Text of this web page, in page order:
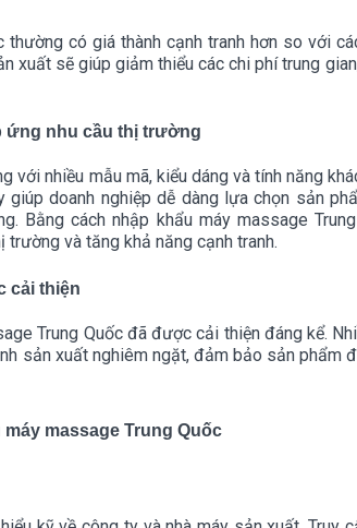
có giá thành cạnh tranh hơn so với
xuất sẽ giúp giảm thiểu các chi phí trung
ứng nhu cầu thị trường
nhiều mẫu mã, kiểu dáng và tính năng
doanh nghiệp dễ dàng lựa chọn sản
Bằng cách nhập khẩu máy massage
và tăng khả năng cạnh tranh.
cải thiện
Trung Quốc đã được cải thiện đáng kể.
sản xuất nghiêm ngặt, đảm bảo sản phẩm
massage Trung Quốc